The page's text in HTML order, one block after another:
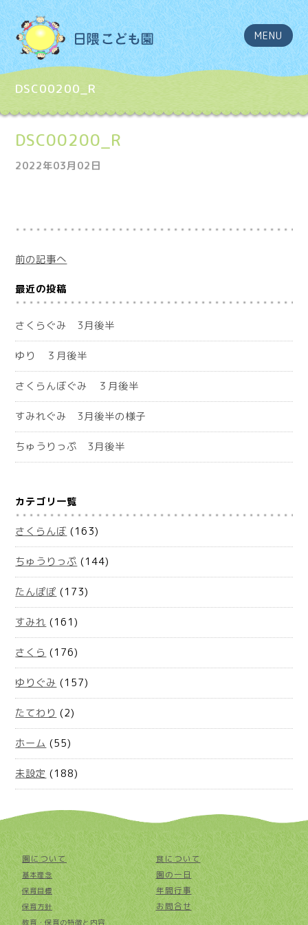
MENU
DSC00200_R
DSC00200_R
2022年03月02日
前の記事へ
最近の投稿
さくらぐみ 3月後半
ゆり ３月後半
さくらんぼぐみ ３月後半
すみれぐみ 3月後半の様子
ちゅうりっぷ 3月後半
カテゴリ一覧
さくらんぼ (163)
ちゅうりっぷ (144)
たんぽぽ (173)
すみれ (161)
さくら (176)
ゆりぐみ (157)
たてわり (2)
ホーム (55)
未設定 (188)
園について
基本理念
保育目標
保育方針
教育・保育の特徴と内容
食について
園の一日
年間行事
お問合せ